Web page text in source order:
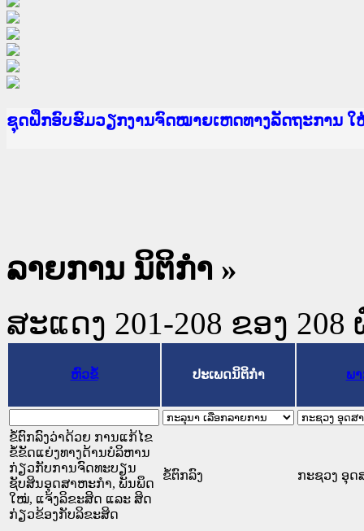
Ministry of Justice Lao PDR
ເຜີຍແຜ່ວັບໄຊຈົດໝາຍເຫດທາງລັດຖະການ ແລະ ແອັ
ກະຊວງຍຸຕິທຳ
ຊຸດຝຶກອົບຮົມວຽກງານຈົດໝາຍເຫດທາງລັດຖະການ
ກອງປະຊຸມທົບທວນຄືນການຈັດຕັ້ງປະຕິບັດວຽກງານຈົ
ຝຶກອົບຮົມ ຜູ່ປະສານງານວຽກງານຈົດໝາຍເຫດທາງລັ
ຝຶກອົບຮົມ ຜູ່ປະສານງານວຽກງານຈົດໝາຍເຫດທາງລັ
ເຜີຍແຜ່ແອັບກົດໝາຍລາວ ແລະ ເວັບໄຊຈົດໝາຍເຫດ
ເຜີຍແຜ່ແອັບກົດໝາຍລາວ ແລະ ເວັບໄຊຈົດໝາຍເຫດ
ຍົກລະດັບວຽກງານຈົດໝາຍເຫດທາງລັດຖະການໃຫ້ຜູ້
ຊຸດຝຶກອົບຮົມວຽກງານຈົດໝາຍເຫດທາງລັດຖະການ ໃ
ລາຍການ ນິຕິກໍາ »
ສະແດງ 201-208 ຂອງ
ຫົວຂໍ້ ປະເພດນິຕິກຳ ພ
ຂໍ້ຕົກລົງວ່າດ້ວຍ ການແກ້ໄຂ
ຂໍ້ຂັດແຍ່ງທາງດ້ານບໍລິຫານ
ກ່ຽວກັບການຈົດທະບຽນ
ຊັບສິນອຸດສາຫະກຳ, ພັນພຶດ
ໃໝ່, ແຈ້ງລິຂະສິດ ແລະ ສິດ
ກ່ຽວຂ້ອງກັບລິຂະສິດ
ຂໍ້ຕົກລົງ ກະຊວງ ອຸດ